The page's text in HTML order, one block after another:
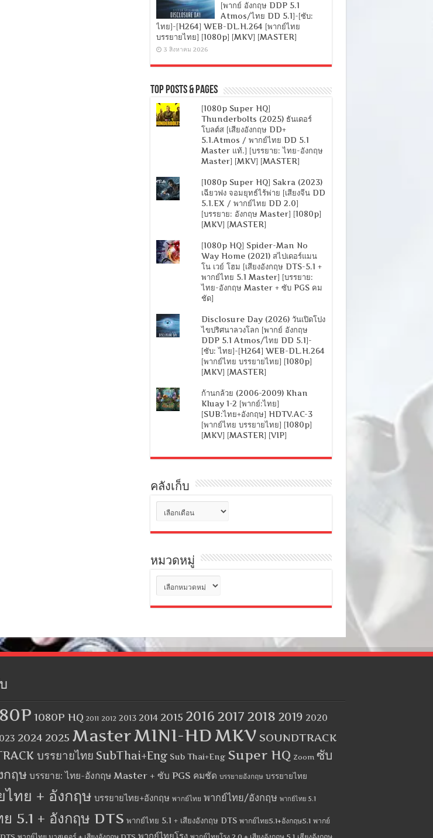
[พากย์ อังกฤษ DDP 5.1
Atmos/ไทย DD 5.1]-[ซับ:
ไทย]-[H264] WEB-DL.H.264 [พากย์ไทย
บรรยายไทย] [1080p] [MKV] [MASTER]
3 สิงหาคม 2026
Top Posts & Pages
[1080p Super HQ]
Thunderbolts (2025) ธันเดอร์
โบลต์ส [เสียงอังกฤษ DD+
5.1.Atmos / พากย์ไทย DD 5.1
Master แท้.] [บรรยาย: ไทย-อังกฤษ
Master] [MKV] [MASTER]
[1080p Super HQ] Sakra (2023)
เฉียวฟง จอมยุทธ์ไร้พ่าย [เสียงจีน DD
5.1.EX / พากย์ไทย DD 2.0]
[บรรยาย: อังกฤษ Master] [1080p]
[MKV] [MASTER]
[1080p HQ] Spider-Man No
Way Home (2021) สไปเดอร์แมน
โน เวย์ โฮม [เสียงอังกฤษ DTS-5.1 +
พากย์ไทย 5.1 Master] [บรรยาย:
ไทย-อังกฤษ Master + ซับ PGS คม
ชัด]
Disclosure Day (2026) วันเปิดโปง
ไขปริศนาลวงโลก [พากย์ อังกฤษ
DDP 5.1 Atmos/ไทย DD 5.1]-
[ซับ: ไทย]-[H264] WEB-DL.H.264
[พากย์ไทย บรรยายไทย] [1080p]
[MKV] [MASTER]
ก้านกล้วย (2006-2009) Khan
Kluay 1-2 [พากย์:ไทย]
[SUB:ไทย+อังกฤษ] HDTV.AC-3
[พากย์ไทย บรรยายไทย] [1080p]
[MKV] [MASTER] [VIP]
คลังเก็บ
เก็บ
หมวดหมู่
หมู่
1080P HQ 2011 2012 2013 2014 2015 2016 2017 2018 2019 2020
2024 2025 MasterMINI-HDMKV SOUNDTRACK
บรรยายไทย SubThai+Eng Sub Thai+Eng Super HQ Zoom ซับ
กฤษ บรรยาย: ไทย-อังกฤษ Master + ซับ PGS คมชัด บรรยายอังกฤษ บรรยายไทย
ไทย + อังกฤษ บรรยายไทย+อังกฤษ พากย์ไทย พากย์ไทย/อังกฤษ พากย์ไทย 5.1
5.1 + อังกฤษ DTS พากย์ไทย 5.1 + เสียงอังกฤษ DTS พากย์ไทย5.1+อังกฤษ5.1 พากย์